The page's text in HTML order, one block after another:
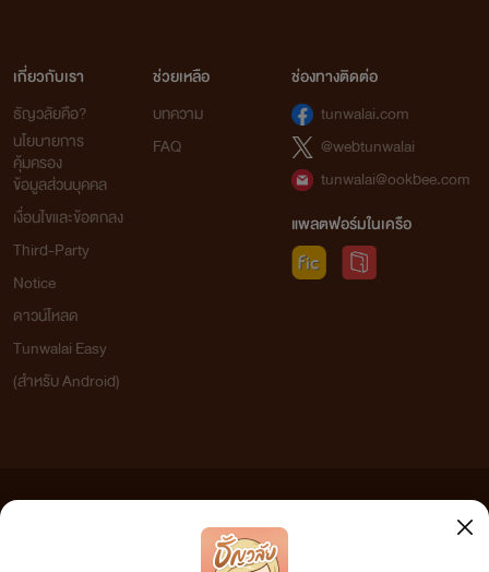
เกี่ยวกับเรา
ธัญวลัยคือ?
นโยบายการ
คุ้มครอง
ข้อมูลส่วนบุคคล
เงื่อนไขและข้อตกลง
Third-Party
Notice
ดาวน์โหลด
Tunwalai Easy
(สำหรับ Android)
ช่วยเหลือ
บทความ
FAQ
ช่องทางติดต่อ
tunwalai.com
@webtunwalai
tunwalai@ookbee.com
แพลตฟอร์มในเครือ
เว็บไซต์แห่งนี้ไม่ได้เห็นด้วยและไม่ขอรับผิดชอบต่อข้อความใดๆ ทั้งสิ้น ดังนั้นผู้อ่านทุกท่านโปรดใช้
วิจารณญาณในการกลั่นกรองด้วยตนเอง และหากท่านพบข้อความใดๆ ที่ขัดต่อกฎหมายและศีลธรรม